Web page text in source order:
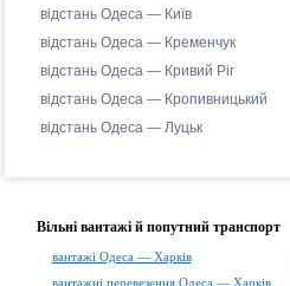
відстань Одеса — Київ
відстань Одеса — Кременчук
відстань Одеса — Кривий Ріг
відстань Одеса — Кропивницький
відстань Одеса — Луцьк
Вільні вантажі й попутний транспорт
вантажі Одеса — Харків
вантажні перевезення Одеса — Харків